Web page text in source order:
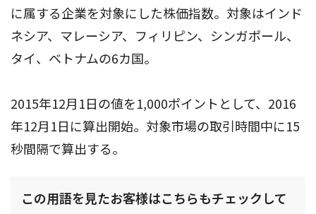
に属する企業を対象にした株価指数。対象はインド
ネシア、マレーシア、フィリピン、シンガポール、
タイ、ベトナムの6カ国。
2015年12月1日の値を1,000ポイントとして、2016
年12月1日に算出開始。対象市場の取引時間中に15
秒間隔で算出する。
この用語を見たお客様はこちらもチェックして